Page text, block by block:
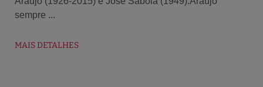
sempre ...
MAIS DETALHES